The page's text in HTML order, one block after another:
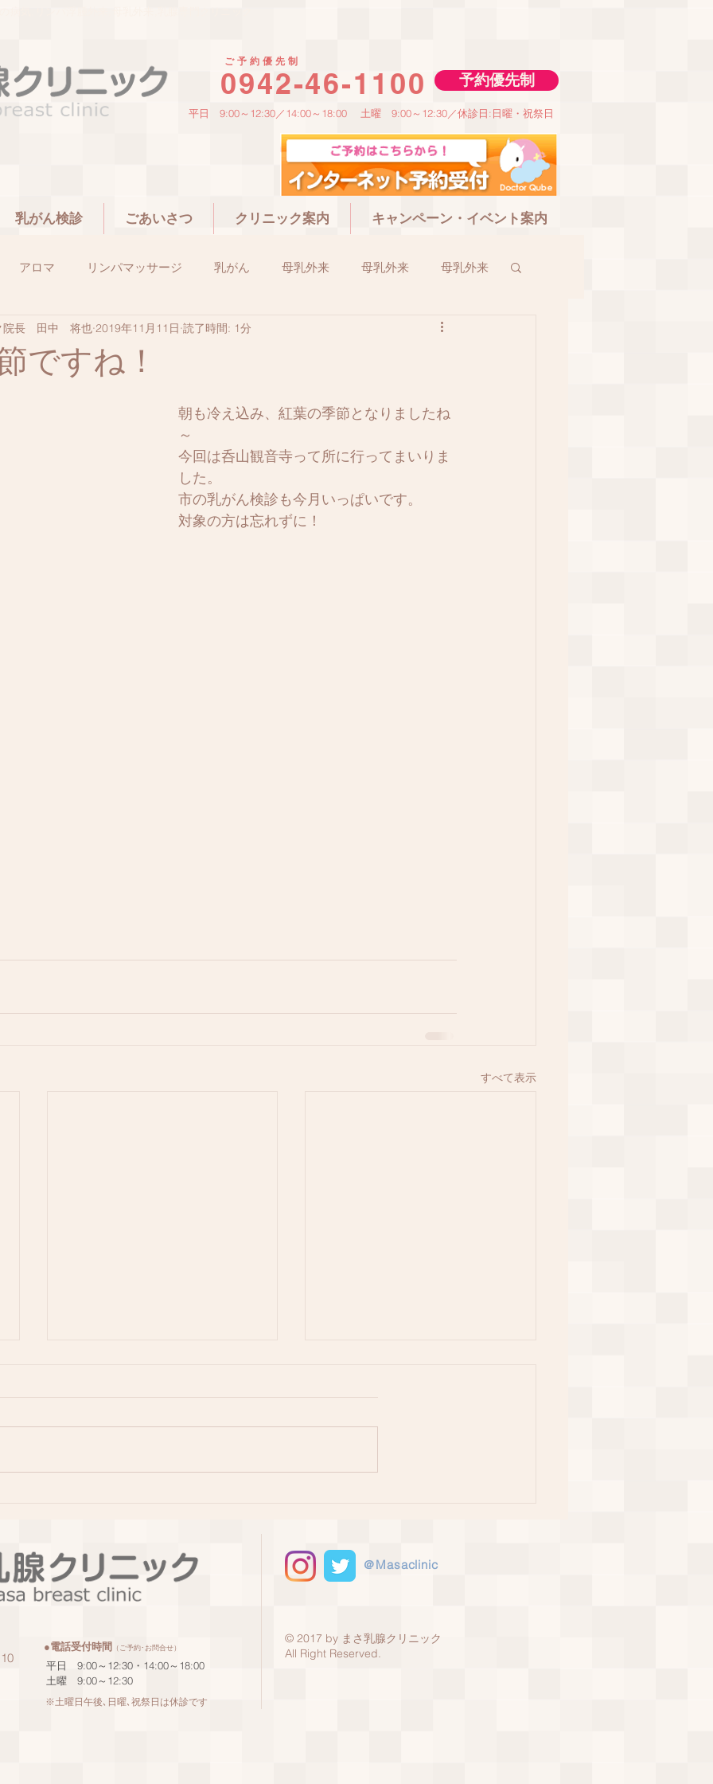
0942-46-1100
ご予約優先制
予約優先制
平日 9:00～12:30／14:00～18:00 土曜 9:00～12:30／休診日:日曜・祝祭日
乳がん検診 ごあいさつ クリニック案内 キャンペーン・イベント案内
アロマ リンパマッサージ 乳がん 母乳外来 母乳外来 母乳外来
ですね！
院長 田中 将也 2019年11月11日 読了時間: 1分
朝も冷え込み、紅葉の季節となりましたね
～
今回は呑山観音寺って所に行ってまいりま
した。
市の乳がん検診も今月いっぱいです。
対象の方は忘れずに！
すべて表示
誕生日！
●電話受付時間 （ご予約･お問合せ）
平日 9:00～12:30・14:00～18:00
土曜 9:00～12:30
※土曜日午後､日曜､祝祭日は休診です
＠Masaclinic
© 2017 by まさ乳腺クリニック
All Right Reserved.